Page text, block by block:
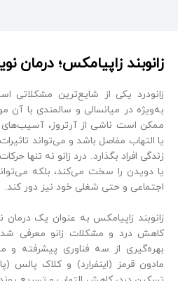
زانوبند زاپیامکس؛ درمان
زانودرد یکی از شایع‌ترین مشکلاتی
به‌ویژه در میانسالی و سالمندی با آن
ممکن است ناشی از آرتروز، آسیب‌های
یا التهاب مفاصل باشد و می‌تواند
زندگی افراد بگذارد. درد زانو نه تنها
یا دویدن را سخت می‌کند، بلکه می‌تواند
اجتماعی و حتی شغلی خود نیز دور کند.
زانوبند زاپیامکس به عنوان یک درمان
کاهش درد و مشکلات زانو معرفی شده
بهره‌گیری از سه فناوری پیشرفته و
مادون قرمز (اینفرارد) و کلاک پالس